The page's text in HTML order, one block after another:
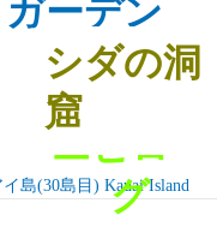
シダの洞
窟
ガーデン
エピロー
グ
(30島目) Kauai Island